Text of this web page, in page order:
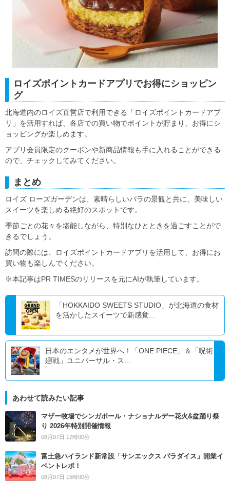
ロイズポイントカードアプリでお得にショッピン
グ
北海道内のロイズ直営店で利用できる「ロイズポイントカードアプ
リ」を活用すれば、各店での買い物でポイントが貯まり、お得にシ
ョッピングが楽しめます。
アプリ会員限定のクーポンや新商品情報も手に入れることができる
ので、チェックしてみてください。
まとめ
ロイズ ローズガーデンは、素晴らしいバラの景観と共に、美味しい
スイーツを楽しめる絶好のスポットです。
季節ごとの花々を堪能しながら、特別なひとときを過ごすことがで
きるでしょう。
訪問の際には、ロイズポイントカードアプリを活用して、お得にお
買い物も楽しんでください。
※本記事はPR TIMESのリリースを元にAIが執筆しています。
「HOKKAIDO SWEETS STUDIO」が北海道の食材
を活かしたスイーツで新感覚...
日本のエンタメが世界へ！「ONE PIECE」＆「呪術
廻戦」ユニバーサル・ス...
あわせて読みたい記事
マザー牧場でシンガポール・ナショナルデー花火&盆踊り祭
り 2026年特別開催情報
08月07日 17時00分
富士急ハイランド新常設「サンエックス パラダイス」開業イ
ベントレポ！
08月07日 15時00分